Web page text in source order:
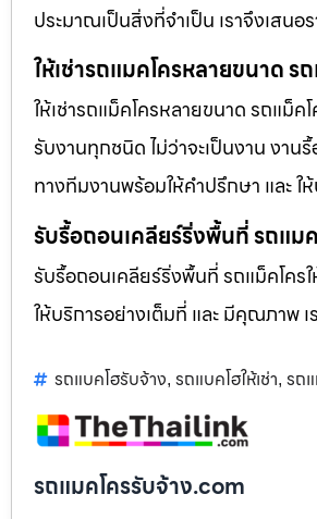
ประมาณเป็นสิ่งที่จำเป็น เราจึงเสน
ให้เช่ารถแมคโครหลายขนาด ร
ให้เช่ารถแม็คโครหลายขนาด รถแม็
รับงานทุกชนิด ไม่ว่าจะเป็นงาน งา
ทางทีมงานพร้อมให้คำปรึกษา และ ใ
รับรื้อถอนเคลียร์ริ่งพื้นที่ รถแม
รับรื้อถอนเคลียร์ริ่งพื้นที่ รถแม็คโคร
ให้บริการอย่างเต็มที่ และ มีคุณภาพ
รถแบคโฮรับจ้าง, รถแบคโฮให้เช่า, รถ
รถแมคโครรับจ้าง.com